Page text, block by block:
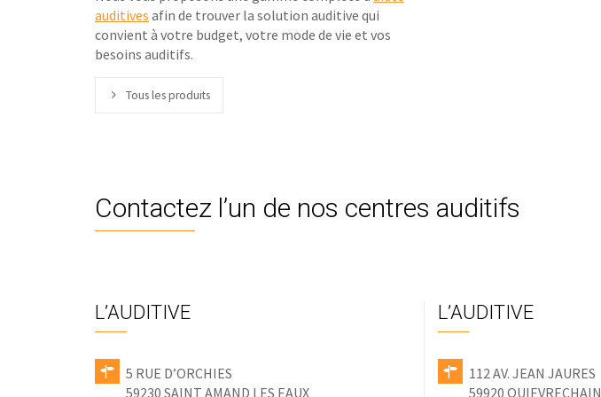
auditives afin de trouver la solution auditive qui
convient à votre budget, votre mode de vie et vos
besoins auditifs.
Tous les produits
Contactez l’un de nos centres auditifs
L’AUDITIVE
5 RUE D’ORCHIES
59230 SAINT AMAND LES EAUX
L’AUDITIVE
112 AV. JEAN JAURES
59920 QUIEVRECHAIN